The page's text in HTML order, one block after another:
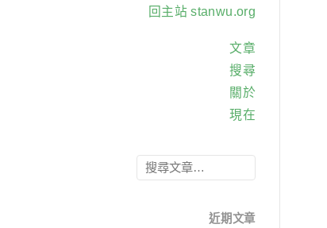
回主站 stanwu.org
文章
搜尋
關於
現在
近期文章